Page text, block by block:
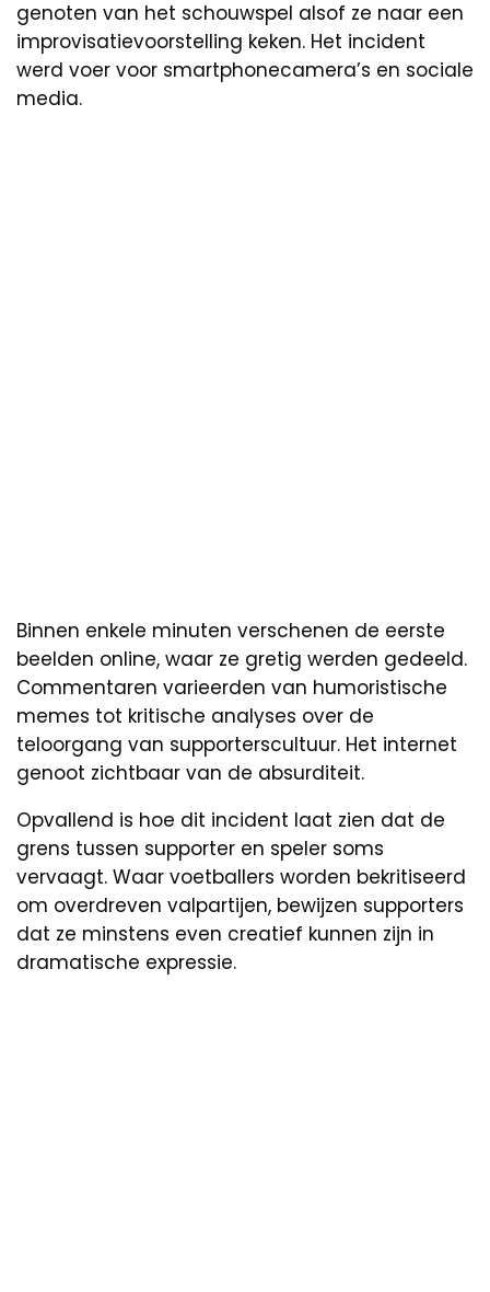
genoten van het schouwspel alsof ze naar een
improvisatievoorstelling keken. Het incident
werd voer voor smartphonecamera’s en sociale
media.
Binnen enkele minuten verschenen de eerste
beelden online, waar ze gretig werden gedeeld.
Commentaren varieerden van humoristische
memes tot kritische analyses over de
teloorgang van supporterscultuur. Het internet
genoot zichtbaar van de absurditeit.
Opvallend is hoe dit incident laat zien dat de
grens tussen supporter en speler soms
vervaagt. Waar voetballers worden bekritiseerd
om overdreven valpartijen, bewijzen supporters
dat ze minstens even creatief kunnen zijn in
dramatische expressie.